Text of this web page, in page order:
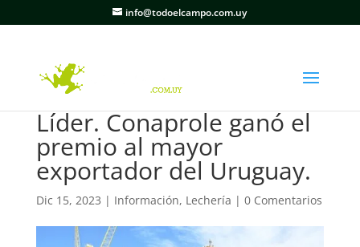
info@todoelcampo.com.uy
Líder. Conaprole ganó el
premio al mayor
exportador del Uruguay.
Dic 15, 2023 | Información, Lechería | 0 Comentarios